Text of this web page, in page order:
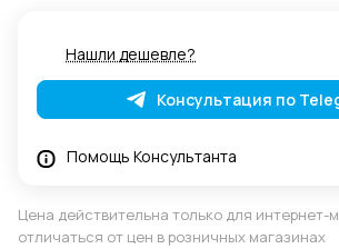
Нашли дешевле?
Консультация по
Помощь Консультанта
Цена действительна только для интернет-
отличаться от цен в розничных магазинах